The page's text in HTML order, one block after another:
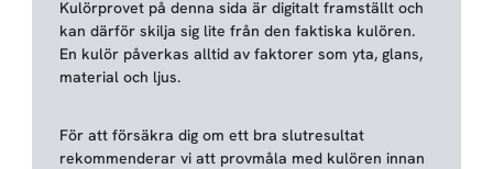
Kulörprovet på denna sida är digitalt framställt och
kan därför skilja sig lite från den faktiska kulören.
En kulör påverkas alltid av faktorer som yta, glans,
material och ljus.
För att försäkra dig om ett bra slutresultat
rekommenderar vi att provmåla med kulören innan